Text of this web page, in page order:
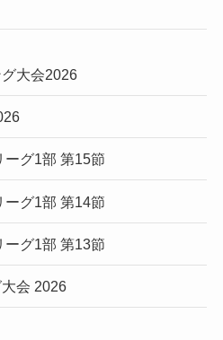
大会2026
ーグ1部 第15節
ーグ1部 第14節
ーグ1部 第13節
会 2026